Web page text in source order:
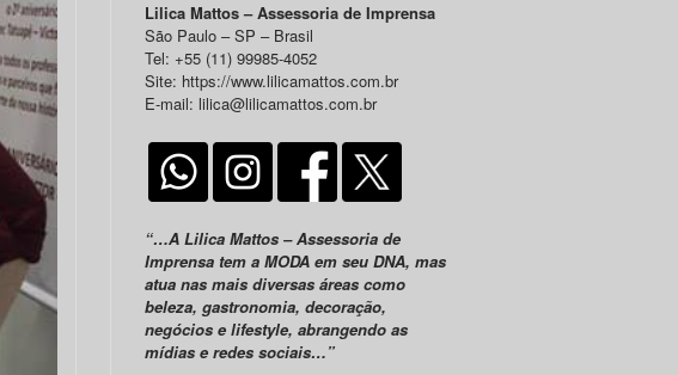
Lilica Mattos – Assessoria de Imprensa
São Paulo – SP – Brasil
Tel: +55 (11) 99985-4052
Site: https://www.lilicamattos.com.br
E-mail: lilica@lilicamattos.com.br
“…A Lilica Mattos – Assessoria de
Imprensa tem a MODA em seu DNA, mas
atua nas mais diversas áreas como
beleza, gastronomia, decoração,
negócios e lifestyle, abrangendo as
mídias e redes sociais…”